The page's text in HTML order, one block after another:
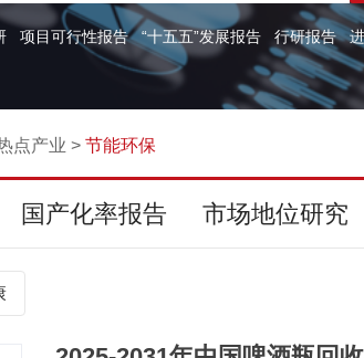
项目可行性报告 “十五五”发展报告 行研报告
点产业 > 节能环保
国产化率报告 市场地位研究